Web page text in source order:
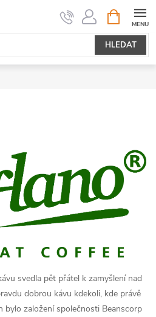
HLEDAT
NÁKUPNÍ
KOŠÍK
svedla pět přátel k zamyšlení nad
dobrou kávu kdekoli, kde právě
bylo založení společnosti Beanscorp